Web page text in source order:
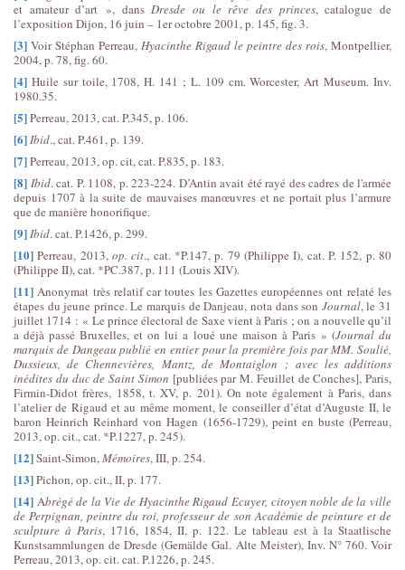
et amateur d’art », dansDresde ou le rêve des princes, catalogue de
l’exposition Dijon, 16 juin – 1er octobre 2001, p. 145, fig. 3.
[3] Voir Stéphan Perreau, Hyacinthe Rigaud le peintre des rois, Montpellier,
2004, p. 78, fig. 60.
[4] Huile sur toile, 1708, H. 141 ; L. 109 cm. Worcester, Art Museum. Inv.
1980.35.
[5]Perreau, 2013, cat. P.345, p. 106.
[6]Ibid., cat. P.461, p. 139.
[7]Perreau, 2013, op. cit, cat. P.835, p. 183.
[8] Ibid. cat. P. 1108, p. 223-224. D’Antin avait été rayé des cadres de l'armée
depuis 1707 à la suite de mauvaises manœuvres et ne portait plus l’armure
que de manière honorifique.
[9]Ibid. cat. P.1426, p. 299.
[10] Perreau, 2013, op. cit., cat. *P.147, p. 79 (Philippe I), cat. P. 152, p. 80
(Philippe II), cat. *PC.387, p. 111 (Louis XIV).
[11] Anonymat très relatif car toutes les Gazettes européennes ont relaté les
étapes du jeune prince. Le marquis de Danjeau, nota dans son Journal, le 31
juillet 1714 : « Le prince électoral de Saxe vient à Paris ; on a nouvelle qu’il
a déjà passé Bruxelles, et on lui a loué une maison à Paris » (Journal du
marquis de Dangeau publié en entier pour la première fois par MM. Soulié,
Dussieux, de Chennevières, Mantz, de Montaiglon ; avec les additions
inédites du duc de Saint Simon [publiées par M. Feuillet de Conches], Paris,
Firmin-Didot frères, 1858, t. XV, p. 201). On note également à Paris, dans
l’atelier de Rigaud et au même moment, le conseiller d’état d’Auguste II, le
baron Heinrich Reinhard von Hagen (1656-1729), peint en buste (Perreau,
2013, op. cit., cat. *P.1227, p. 245).
[12]Saint-Simon,Mémoires, III, p. 254.
[13]Pichon, op. cit., II, p. 177.
[14] Abrégé de la Vie de Hyacinthe Rigaud Ecuyer, citoyen noble de la ville
de Perpignan, peintre du roi, professeur de son Académie de peinture et de
sculpture à Paris, 1716, 1854, II, p. 122. Le tableau est à la Staatlische
Kunstsammlungen de Dresde (Gemälde Gal. Alte Meister), Inv. N° 760. Voir
Perreau, 2013, op. cit. cat. P.1226, p. 245.